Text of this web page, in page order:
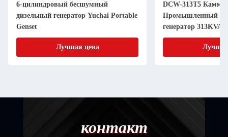
6-цилиндровый бесшумный
дизельный генератор Yuchai Portable
Genset
Лучшая цена
DCW-313T5
Промышленный
генератор 313KVA
контакт